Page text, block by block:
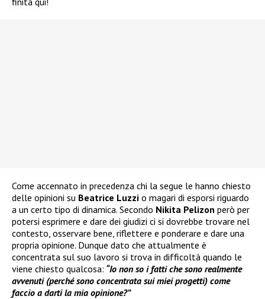
Come accennato in precedenza chi la segue le hanno chiesto
delle opinioni su Beatrice Luzzi o magari di esporsi riguardo
a un certo tipo di dinamica. Secondo Nikita Pelizon però per
potersi esprimere e dare dei giudizi ci si dovrebbe trovare nel
contesto, osservare bene, riflettere e ponderare e dare una
propria opinione. Dunque dato che attualmente è
concentrata sul suo lavoro si trova in difficoltà quando le
viene chiesto qualcosa: “Io non so i fatti che sono realmente
avvenuti (perché sono concentrata sui miei progetti) come
faccio a darti la mia opinione?”